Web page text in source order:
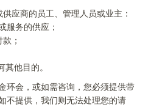
应商的员工、管理人员或业主：
服务的供应；
；
他目的。
环会，或如需咨询，您必须提供带
不提供，我们则无法处理您的请